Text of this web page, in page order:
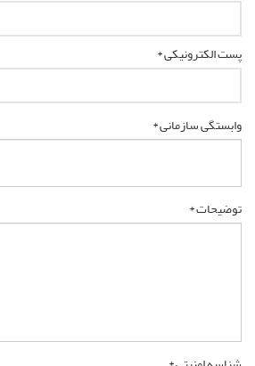
پست الکترونیکی *
وابستگی سازمانی *
توضیحات *